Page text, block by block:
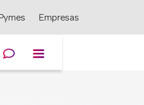
Pymes Empresas